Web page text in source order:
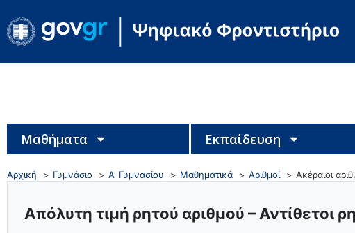
Μαθήματα Εκπαίδευση
Αρχική Γυμνάσιο Α' Γυμνασίου Μαθηματικά Αριθμοί Ακέραιοι
Απόλυτη τιμή ρητού αριθμού – Αντίθετοι